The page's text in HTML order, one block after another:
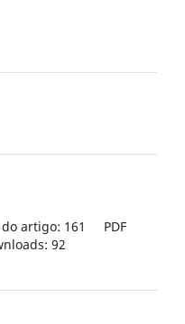
artigo: 161
PDF
92